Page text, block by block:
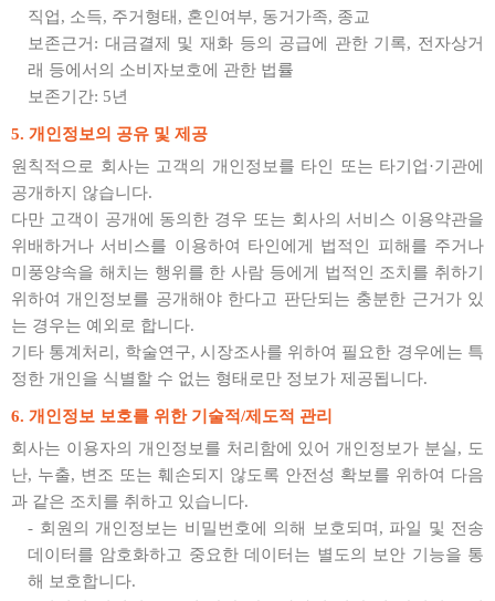
직업, 소득, 주거형태, 혼인여부, 동거가족, 종교
보존근거: 대금결제 및 재화 등의 공급에 관한 기록, 전자상거
래 등에서의 소비자보호에 관한 법률
보존기간: 5년
5. 개인정보의 공유 및 제공
원칙적으로 회사는 고객의 개인정보를 타인 또는 타기업·기관에
공개하지 않습니다.
다만 고객이 공개에 동의한 경우 또는 회사의 서비스 이용약관을
위배하거나 서비스를 이용하여 타인에게 법적인 피해를 주거나
미풍양속을 해치는 행위를 한 사람 등에게 법적인 조치를 취하기
위하여 개인정보를 공개해야 한다고 판단되는 충분한 근거가 있
는 경우는 예외로 합니다.
기타 통계처리, 학술연구, 시장조사를 위하여 필요한 경우에는 특
정한 개인을 식별할 수 없는 형태로만 정보가 제공됩니다.
6. 개인정보 보호를 위한 기술적/제도적 관리
회사는 이용자의 개인정보를 처리함에 있어 개인정보가 분실, 도
난, 누출, 변조 또는 훼손되지 않도록 안전성 확보를 위하여 다음
과 같은 조치를 취하고 있습니다.
- 회원의 개인정보는 비밀번호에 의해 보호되며, 파일 및 전송
데이터를 암호화하고 중요한 데이터는 별도의 보안 기능을 통
해 보호합니다.